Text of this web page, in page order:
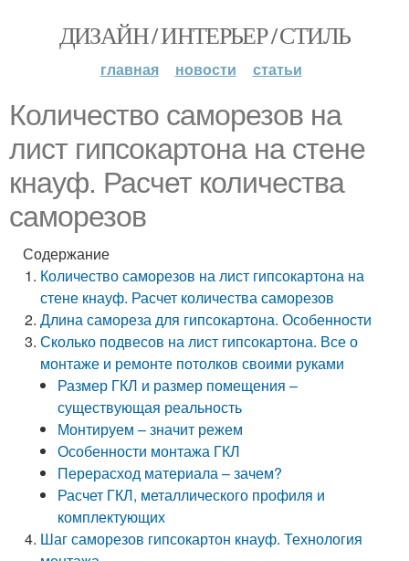
ДИЗАЙН / ИНТЕРЬЕР / СТИЛЬ
главная новости статьи
Количество саморезов на
лист гипсокартона на стене
кнауф. Расчет количества
саморезов
Содержание
Количество саморезов на лист гипсокартона на
стене кнауф. Расчет количества саморезов
Длина самореза для гипсокартона. Особенности
Сколько подвесов на лист гипсокартона. Все о
монтаже и ремонте потолков своими руками
Размер ГКЛ и размер помещения –
существующая реальность
Монтируем – значит режем
Особенности монтажа ГКЛ
Перерасход материала – зачем?
Расчет ГКЛ, металлического профиля и
комплектующих
Шаг саморезов гипсокартон кнауф. Технология